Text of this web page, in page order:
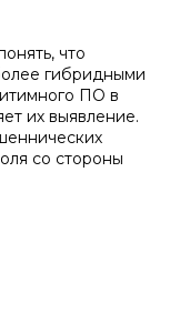
что
гибридными
ПО в
их выявление.
со стороны